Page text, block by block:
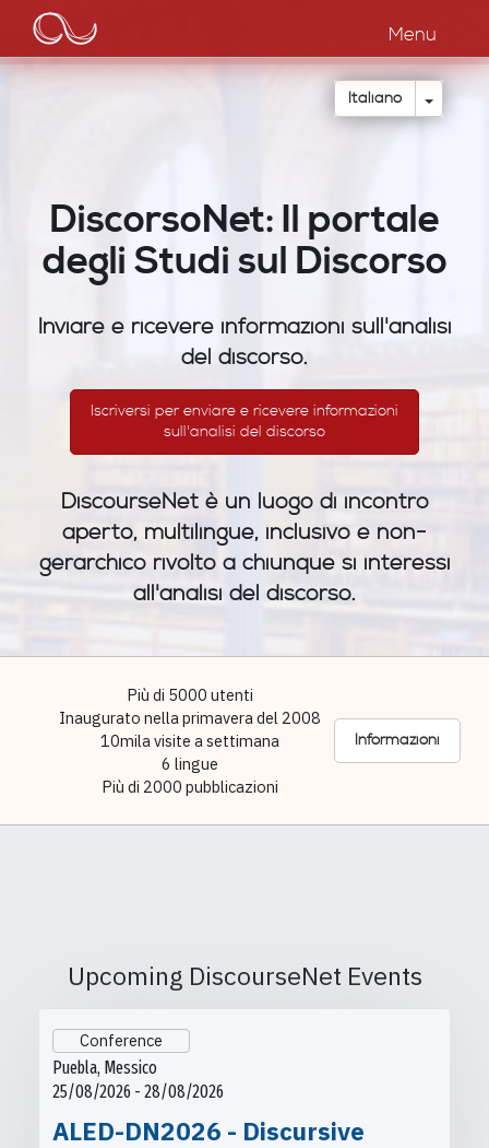
contenuto
principale
Main
navigation
Menu
Italiano Toggle
DiscorsoNet: Il portale
degli Studi sul Discorso
Inviare e ricevere informazioni sull'analisi
del discorso.
Iscriversi per enviare e ricevere informazioni
sull'analisi del discorso
DiscourseNet è un luogo di incontro
aperto, multilingue, inclusivo e non-
gerarchico rivolto a chiunque si interessi
all'analisi del discorso.
Più di 5000 utenti
Inaugurato nella primavera del 2008
10mila visite a settimana
6 lingue
Più di 2000 pubblicazioni
Informazioni
Upcoming DiscourseNet Events
Conference
Puebla, Messico
25/08/2026 - 28/08/2026
ALED-DN2026 - Discursive